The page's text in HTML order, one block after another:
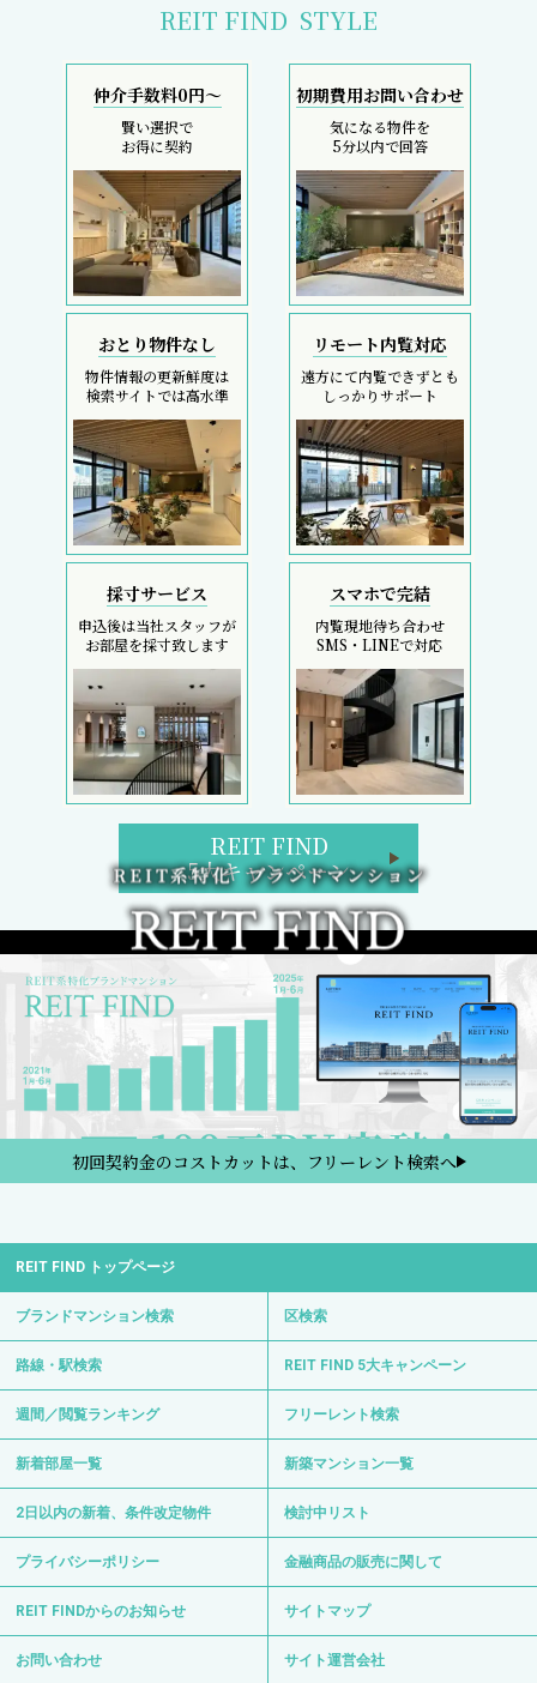
REIT FIND STYLE
仲介手数料0円～
賢い選択で
お得に契約
初期費用お問い合わせ
気になる物件を
5分以内で回答
おとり物件なし
物件情報の更新鮮度は
検索サイトでは高水準
リモート内覧対応
遠方にて内覧できずとも
しっかりサポート
採寸サービス
申込後は当社スタッフが
お部屋を採寸致します
スマホで完結
内覧現地待ち合わせ
SMS・LINEで対応
REIT FIND
5大キャンペーン
初回契約金のコストカットは、フリーレント検索へ
REIT FIND トップページ
ブランドマンション検索 区検索
路線・駅検索 REIT FIND 5大キャンペーン
週間／閲覧ランキング フリーレント検索
新着部屋一覧 新築マンション一覧
2日以内の新着、条件改定物件 検討中リスト
プライバシーポリシー 金融商品の販売に関して
REIT FINDからのお知らせ サイトマップ
お問い合わせ サイト運営会社